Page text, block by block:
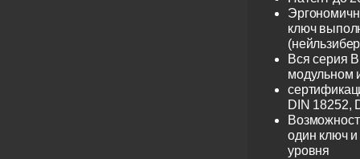
ключ
Вся серия
модульном
DIN 18252,
один ключ и
уровня